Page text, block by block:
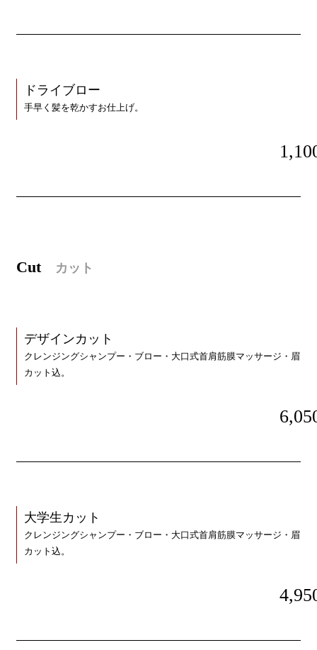
ドライブロー
手早く髪を乾かすお仕上げ。
Cut カット
デザインカット
クレンジングシャンプー・ブロー・大口式首肩筋膜マッサージ・眉
カット込。
大学生カット
クレンジングシャンプー・ブロー・大口式首肩筋膜マッサージ・眉
カット込。